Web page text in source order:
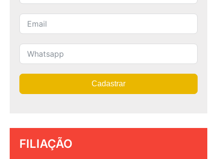
Cadastrar
FILIAÇÃO